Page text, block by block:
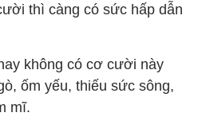
thì càng có sức hấp dẫn
không có cơ cười này
ốm yếu, thiếu sức sông,
mĩ.